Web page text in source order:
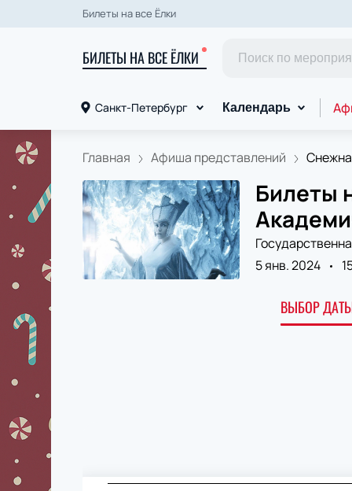
Билеты на все Ёлки
БИЛЕТЫ НА ВСЕ ЁЛКИ
Санкт-Петербург Календарь
Главная Афиша представлений
Билеты
5 янв. 2024
ВЫБОР